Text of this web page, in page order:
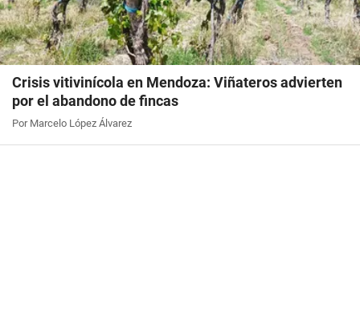
Crisis vitivinícola en Mendoza: Viñateros advierten
por el abandono de fincas
Por Marcelo López Álvarez